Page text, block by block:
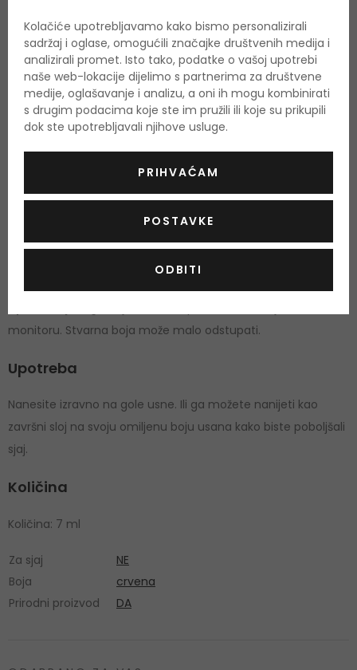
omekšavaju usne,
prozirna tuba s aplikatorom u obliku stopala za lakše
nanošenje.
Ključni sastojci:
ulje jojobe - njeguje bez osjećaja težine ili masnoće,
ostavljajući usne prirodno mekima i ugodnima, *ulje
lješnjaka - hrani i omekšava usne, dajući im podatnost i
ulje šipka - biljno ulje bez mirisa, bogato antioksidansima i
blagotvornim masnim kiselinama, štiti i hrani.
monitoru. Stvarna boja može malo odstupati.
Upotreba
Nanesite izravno na gole usne. Ili ga možete nanijeti kao
završni sloj na svoju omiljenu boju usana kako biste poboljšali
sjaj.
Količina
Količina: 7 ml
Za sjaj
NE
Boja
crvena
Prirodni proizvod
DA
Kolačiće upotrebljavamo kako bismo personalizirali
sadržaj i oglase, omogućili značajke društvenih medija i
analizirali promet. Isto tako, podatke o vašoj upotrebi
naše web-lokacije dijelimo s partnerima za društvene
medije, oglašavanje i analizu, a oni ih mogu kombinirati
s drugim podacima koje ste im pružili ili koje su prikupili
dok ste upotrebljavali njihove usluge.
PRIHVAĆAM
POSTAVKE
ODBITI